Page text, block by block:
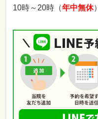
10時～20時（年中無休）